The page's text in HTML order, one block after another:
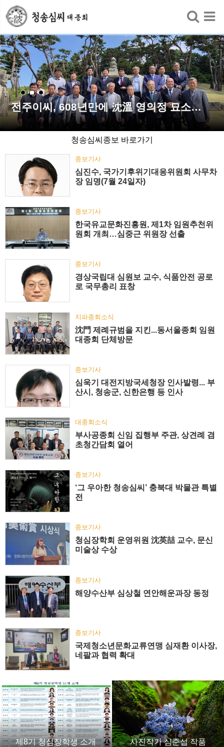
검색
전주이씨, 608년만에 沈溫 영의정 묘소…
청송심씨종보 바로가기
종보기사
심진수, 국가기후위기대응위원회 사무차
장 임명(7월 24일자)
종보기사
한국유교문화진흥원, 제1차 임원추천위
원회 개최…심중근 위원장 선출
종보기사
경상국립대 심원보 교수, 식품안전 공로
로 국무총리 표창
지파종회소식
沈門 제례규범을 지킨...동서울종회 임원
대종회 단체방문
종보기사
심욱기 대전지방국세청장 인사발령... 부
산시, 청송군, 신한은행 등 인사
대종회소식
부사공종회 신임 집행부 주관, 상견례 겸
초청간담회 열어
종보기사
‘그 우아한 청송심씨’ 충북대 박물관 특별
전
종보기사
청심장학회 운영위원 沈英喆 교수, 문신
미술상 수상
종보기사
해양수산부 심상철 연안해운과장 동정
종보기사
국제청소년문화교류연맹 심재환 이사장,
네팔과 협력 확대
제8기 청심장학생 소개 사진작가 심준섭 작품